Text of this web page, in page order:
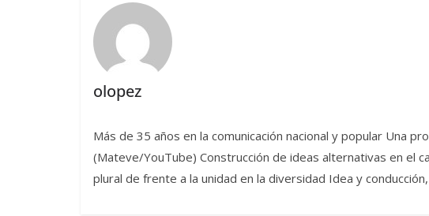
olopez
Más de 35 años en la comunicación nacional y popular Una
(Mateve/YouTube) Construcción de ideas alternativas en el
plural de frente a la unidad en la diversidad Idea y